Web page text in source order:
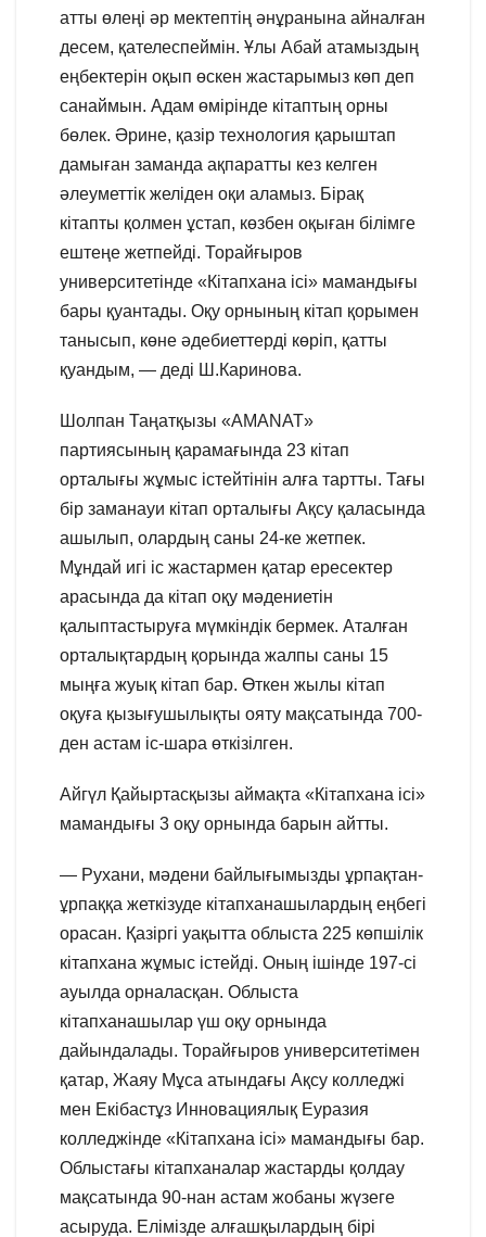
атты өлеңі әр мектептің әнұранына айналған
десем, қателеспеймін. Ұлы Абай атамыздың
еңбектерін оқып өскен жастарымыз көп деп
санаймын. Адам өмірінде кітаптың орны
бөлек. Әрине, қазір технология қарыштап
дамыған заманда ақпаратты кез келген
әлеуметтік желіден оқи аламыз. Бірақ
кітапты қолмен ұстап, көзбен оқыған білімге
ештеңе жетпейді. Торайғыров
университетінде «Кітапхана ісі» мамандығы
бары қуантады. Оқу орнының кітап қорымен
танысып, көне әдебиеттерді көріп, қатты
қуандым, — деді Ш.Каринова.
Шолпан Таңатқызы «AMANAT»
партиясының қарамағында 23 кітап
орталығы жұмыс істейтінін алға тартты. Тағы
бір заманауи кітап орталығы Ақсу қаласында
ашылып, олардың саны 24-ке жетпек.
Мұндай игі іс жастармен қатар ересектер
арасында да кітап оқу мәдениетін
қалыптастыруға мүмкіндік бермек. Аталған
орталықтардың қорында жалпы саны 15
мыңға жуық кітап бар. Өткен жылы кітап
оқуға қызығушылықты ояту мақсатында 700-
ден астам іс-шара өткізілген.
Айгүл Қайыртасқызы аймақта «Кітапхана ісі»
мамандығы 3 оқу орнында барын айтты.
— Рухани, мәдени байлығымызды ұрпақтан-
ұрпаққа жеткізуде кітапханашылардың еңбегі
орасан. Қазіргі уақытта облыста 225 көпшілік
кітапхана жұмыс істейді. Оның ішінде 197-сі
ауылда орналасқан. Облыста
кітапханашылар үш оқу орнында
дайындалады. Торайғыров университетімен
қатар, Жаяу Мұса атындағы Ақсу колледжі
мен Екібастұз Инновациялық Еуразия
колледжінде «Кітапхана ісі» мамандығы бар.
Облыстағы кітапханалар жастарды қолдау
мақсатында 90-нан астам жобаны жүзеге
асыруда. Елімізде алғашқылардың бірі